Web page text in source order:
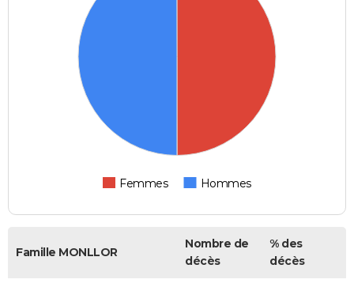
Femmes Hommes
Famille MONLLOR
Nombre de
décès
% des
décès